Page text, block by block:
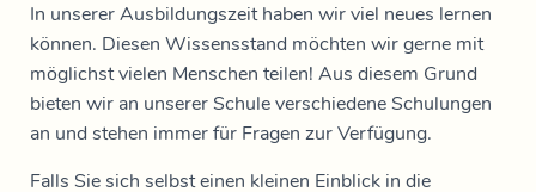
In unserer Ausbildungszeit haben wir viel neues lernen
können. Diesen Wissensstand möchten wir gerne mit
möglichst vielen Menschen teilen! Aus diesem Grund
bieten wir an unserer Schule verschiedene Schulungen
an und stehen immer für Fragen zur Verfügung.
Falls Sie sich selbst einen kleinen Einblick in die